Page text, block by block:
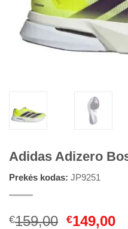
Adidas Adizero
Prekės kodas: JP9251
€159,00 Original
€149,00